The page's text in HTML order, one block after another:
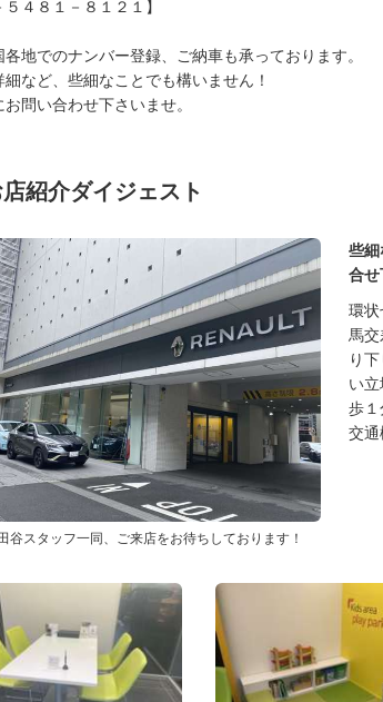
５４８１－８１２１】
各地でのナンバー登録、ご納車も承っております。
細など、些細なことでも構いません！
お問い合わせ下さいませ。
紹介ダイジェスト
谷スタッフ一同、ご来店をお待ちしております！
些細
合せ
環状
馬
り
い
歩１
交通